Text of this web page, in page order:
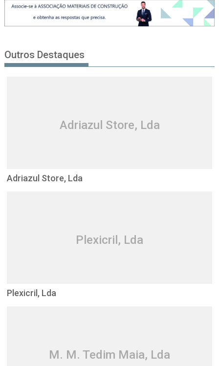
Outros Destaques
Adriazul Store, Lda
Adriazul Store, Lda
Plexicril, Lda
Plexicril, Lda
M. M. Tedim Maia, Lda